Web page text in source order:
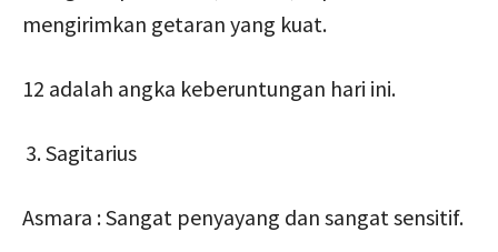
mengirimkan getaran yang kuat.
12 adalah angka keberuntungan hari ini.
Sagitarius
Asmara : Sangat penyayang dan sangat sensitif.